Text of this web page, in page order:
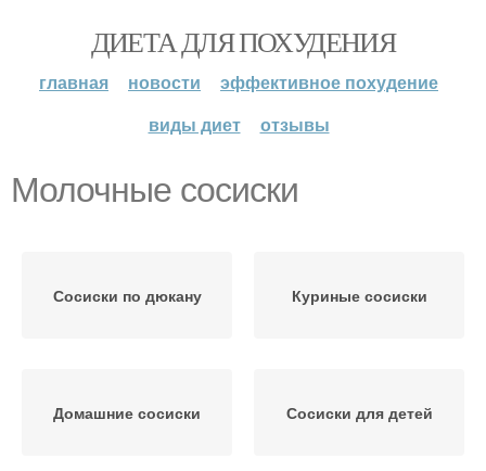
ДИЕТА ДЛЯ ПОХУДЕНИЯ
главная новости
эффективное похудение
виды диет
отзывы
Молочные сосиски
Сосиски по дюкану Куриные сосиски
Домашние сосиски Сосиски для детей